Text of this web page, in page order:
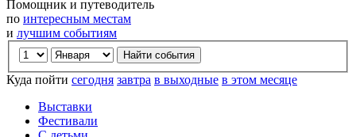
Помощник и путеводитель
по интересным местам
и лучшим событиям
Куда пойти сегодня завтра в выходные в этом месяце
Выставки
Фестивали